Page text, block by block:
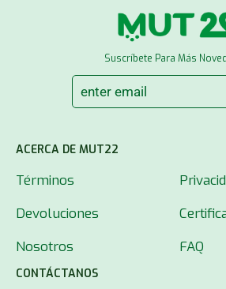
Suscríbete Para Más
ACERCA DE MUT22
Términos
Devoluciones
Nosotros
FAQ
CONTÁCTANOS